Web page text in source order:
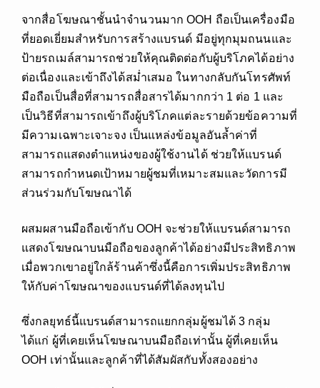
จากสื่อโฆษณาชั้นนำจำนวนมาก OOH ถือเป็นเครื่องมือ
ที่ยอดเยี่ยมสำหรับการสร้างแบรนด์ มีอยู่ทุกมุมถนนและ
ป้ายรถเมล์สามารถช่วยให้คุณติดต่อกับผู้บริโภคได้อย่าง
ต่อเนื่องและเข้าถึงได้สม่ำเสมอ ในทางกลับกันโทรศัพท์
มือถือเป็นสื่อที่สามารถสื่อสารได้มากกว่า 1 ต่อ 1 และ
เป็นวิธีที่สามารถเข้าถึงผู้บริโภคแต่ละรายด้วยข้อความที่
มีความเฉพาะเจาะจง เป็นแหล่งข้อมูลอันล้ำค่าที่
สามารถแสดงตำแหน่งของผู้ใช้งานได้ ช่วยให้แบรนด์
สามารถกำหนดเป้าหมายผู้ชมที่เหมาะสมและวัดการมี
ส่วนร่วมกับโฆษณาได้
ผสมผสานมือถือเข้ากับ OOH จะช่วยให้แบรนด์สามารถ
แสดงโฆษณาบนมือถือของลูกค้าได้อย่างมีประสิทธิภาพ
เมื่อพวกเขาอยู่ใกล้ร้านค้าซึ่งนี้คือการเพิ่มประสิทธิภาพ
ให้กับค่าโฆษณาของแบรนด์ที่ได้ลงทุนไป
ซึ่งกลยุทธ์นี้แบรนด์สามารถแยกกลุ่มผู้ชมได้ 3 กลุ่ม
ได้แก่ ผู้ที่เคยเห็นโฆษณาบนมือถือเท่านั้น ผู้ที่เคยเห็น
OOH เท่านั้นและลูกค้าที่ได้สัมผัสกับทั้งสองอย่าง